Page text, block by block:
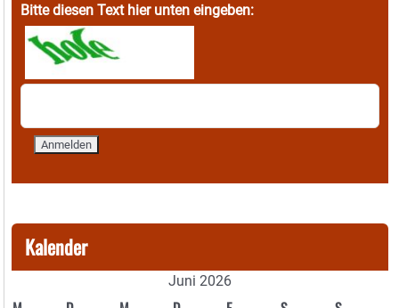
Bitte diesen Text hier unten eingeben:
Kalender
Juni 2026